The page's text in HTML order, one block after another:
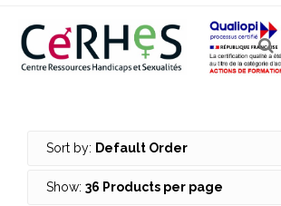
PhoneFacebookTwitter
Sort by: Default Order
Show: 36 Products per page